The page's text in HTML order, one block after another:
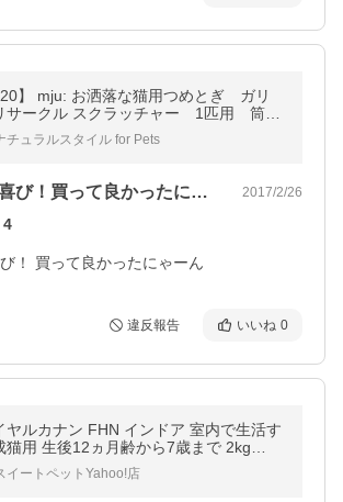
】 mju: お洒落な猫用つめとぎ ガリ
サークル スクラッチャー 1匹用 筒
たたび付き ツメとぎ 爪研ぎ 爪と
コ ミュー
チュラルスタイル for Pets
ネコちゃん大喜び！買って良かったにゃー… 2017/2/26
4
！ 買って良かったにゃーん
違反報告 いいね 0
ヤルカナン FHN インドア 室内で生活す
猫用 生後12ヵ月齢から7歳まで 2kg
キャット)[正規品]
イートペットYahoo!店